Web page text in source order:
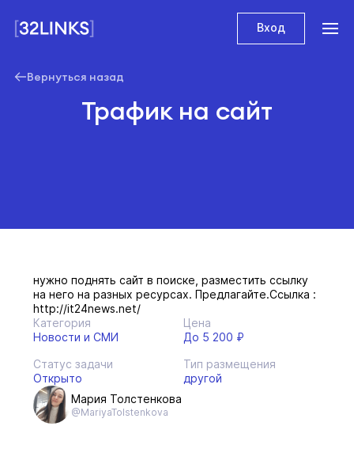
Вход
Вернуться назад
Трафик на сайт
нужно поднять сайт в поиске, разместить ссылку
на него на разных ресурсах. Предлагайте.Ссылка :
http://it24news.net/
Категория
Новости и СМИ
Цена
До 5 200 ₽
Статус задачи
Открыто
Тип размещения
другой
Мария Толстенкова
@MariyaTolstenkova